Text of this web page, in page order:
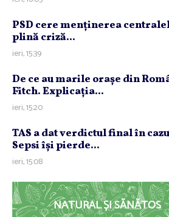
PSD cere menţinerea
plină criză...
ieri, 15:39
De ce au marile oraşe din
Fitch. Explicaţia...
ieri, 15:20
TAS a dat verdictul final în
Sepsi îşi pierde...
ieri, 15:08
NATURAL ȘI SĂNĂTOS